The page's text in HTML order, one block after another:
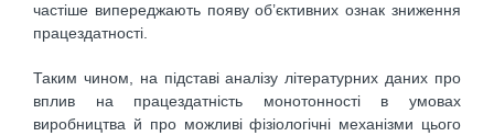
частіше випереджають появу об’єктивних ознак зниження
працездатності.
Таким чином, на підставі аналізу літературних даних про
вплив на працездатність монотонності в умовах
виробництва й про можливі фізіологічні механізми цього